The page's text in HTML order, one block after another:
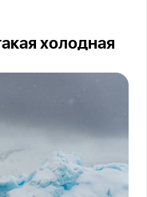
холодная